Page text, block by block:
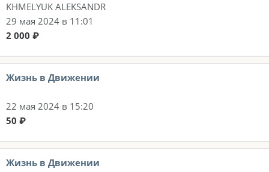
KHMELYUK ALEKSANDR
29 мая 2024 в 11:01
2 000 ₽
Жизнь в Движении
22 мая 2024 в 15:20
50 ₽
Жизнь в Движении